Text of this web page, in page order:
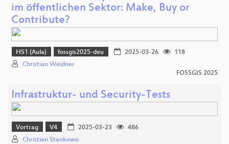
im öffentlichen Sektor: Make, Buy or
Contribute?
HS1 (Aula) fossgis2025-deu 2025-03-26
118
Christian Weidner
FOSSGIS 2025
Infrastruktur- und Security-Tests
Vortrag V4 2025-03-23
486
Christian Stankowic